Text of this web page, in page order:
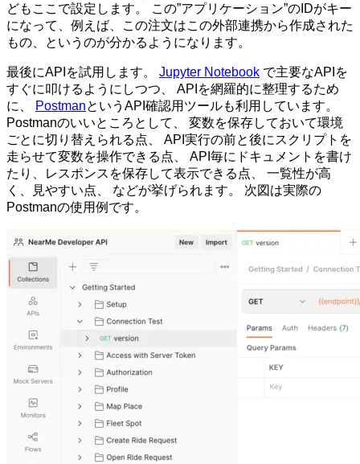
どもここで設定します。 この”アプリケーション”のIDがキー
になって、例えば、この注文はこの外部連携から作成された
もの、というのが分かるようになります。
最後にAPIを試用します。 Jupyter Notebook で主要なAPIを
すぐに叩けるようにしつつ、 APIを網羅的に整理するため
に、
PostmanというAPI確認用ツールも利用しています。
Postmanのいいところとして、 変数を保存しておいて環境
ごとに切り替えられる点、 API実行の前と後にスクリプトを
走らせて変数を操作できる点、 API毎にドキュメントを書け
たり、レスポンスを保存して表示できる点、 一覧性が高
く、見やすい点、 などが挙げられます。 次図は実際の
Postmanの使用例です。